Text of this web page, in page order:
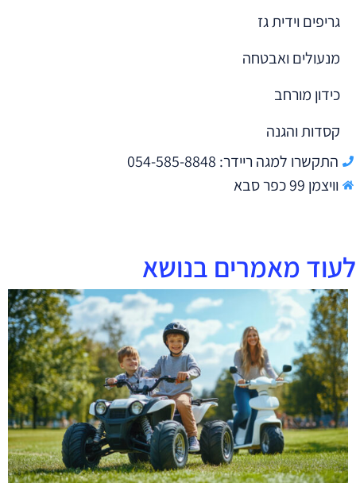
גריפים וידית גז
מנעולים ואבטחה
כידון מורחב
קסדות והגנה
התקשרו למגה ריידר: 054-585-8848
וויצמן 99 כפר סבא
לעוד מאמרים בנושא